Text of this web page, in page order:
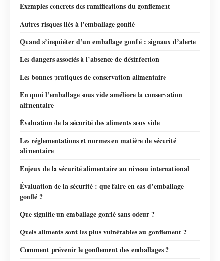
Exemples concrets des ramifications du gonflement
Autres risques liés à l’emballage gonflé
Quand s’inquiéter d’un emballage gonflé : signaux d’alerte
Les dangers associés à l’absence de désinfection
Les bonnes pratiques de conservation alimentaire
En quoi l’emballage sous vide améliore la conservation
alimentaire
Évaluation de la sécurité des aliments sous vide
Les réglementations et normes en matière de sécurité
alimentaire
Enjeux de la sécurité alimentaire au niveau international
Évaluation de la sécurité : que faire en cas d’emballage
gonflé ?
Que signifie un emballage gonflé sans odeur ?
Quels aliments sont les plus vulnérables au gonflement ?
Comment prévenir le gonflement des emballages ?